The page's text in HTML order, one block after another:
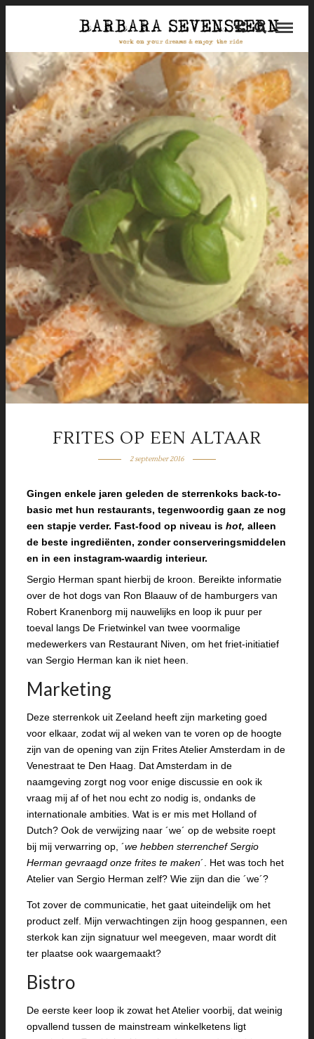
FRITES OP EEN ALTAAR
2 september 2016
Gingen enkele jaren geleden de sterrenkoks back-to-
basic met hun restaurants, tegenwoordig gaan ze nog
een stapje verder. Fast-food op niveau is hot, alleen
de beste ingrediënten, zonder conserveringsmiddelen
en in een instagram-waardig interieur.
Sergio Herman spant hierbij de kroon. Bereikte informatie
over de hot dogs van Ron Blaauw of de hamburgers van
Robert Kranenborg mij nauwelijks en loop ik puur per
toeval langs De Frietwinkel van twee voormalige
medewerkers van Restaurant Niven, om het friet-initiatief
van Sergio Herman kan ik niet heen.
Marketing
Deze sterrenkok uit Zeeland heeft zijn marketing goed
voor elkaar, zodat wij al weken van te voren op de hoogte
zijn van de opening van zijn Frites Atelier Amsterdam in de
Venestraat te Den Haag. Dat Amsterdam in de
naamgeving zorgt nog voor enige discussie en ook ik
vraag mij af of het nou echt zo nodig is, ondanks de
internationale ambities. Wat is er mis met Holland of
Dutch? Ook de verwijzing naar ´we´ op de website roept
bij mij verwarring op, ´we hebben sterrenchef Sergio
Herman gevraagd onze frites te maken´. Het was toch het
Atelier van Sergio Herman zelf? Wie zijn dan die ´we´?
Tot zover de communicatie, het gaat uiteindelijk om het
product zelf. Mijn verwachtingen zijn hoog gespannen, een
sterkok kan zijn signatuur wel meegeven, maar wordt dit
ter plaatse ook waargemaakt?
Bistro
De eerste keer loop ik zowat het Atelier voorbij, dat weinig
opvallend tussen de mainstream winkelketens ligt